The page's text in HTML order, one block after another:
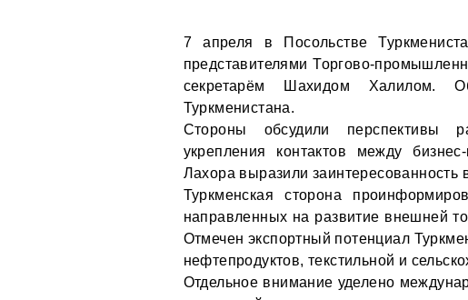
7 апреля в Посольстве
представителями Торгово-
секретарём Шахидом Халилом.
Туркменистана.
Стороны обсудили перспективы
укрепления контактов между
Лахора выразили заинтересованность
Туркменская сторона
направленных на развитие внешней
Отмечен экспортный потенциал
нефтепродуктов, текстильной и
Отдельное внимание уделено